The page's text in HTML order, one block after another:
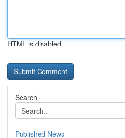
HTML is disabled
Search
Published News